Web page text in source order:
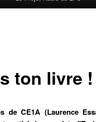
ton livre !
de CE1A (Laurence